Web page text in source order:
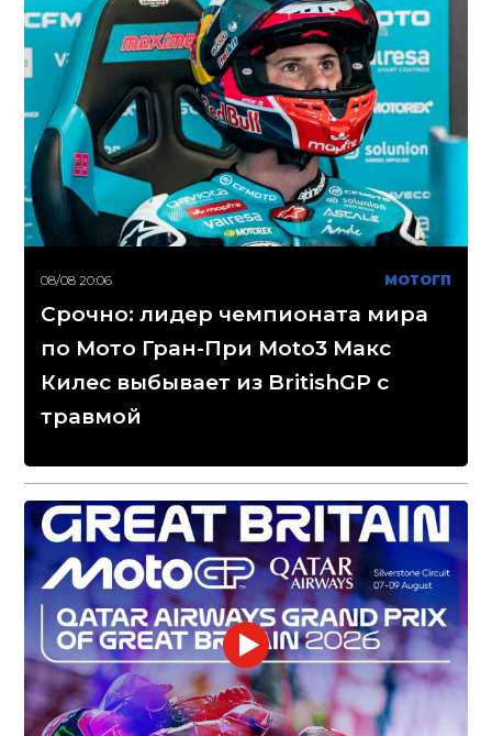
08/08 20:06 МОТОГП
Срочно: лидер чемпионата мира
по Мото Гран-При Moto3 Макс
Килес выбывает из BritishGP с
травмой